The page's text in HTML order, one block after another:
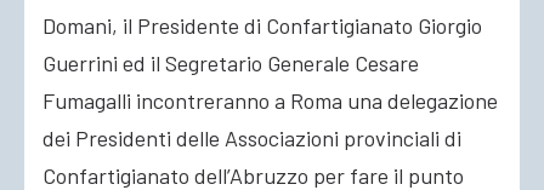
Domani, il Presidente di Confartigianato Giorgio
Guerrini ed il Segretario Generale Cesare
Fumagalli incontreranno a Roma una delegazione
dei Presidenti delle Associazioni provinciali di
Confartigianato dell’Abruzzo per fare il punto